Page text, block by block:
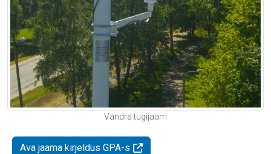
Vändra tugijaam
Ava jaama kirjeldus GPA-s